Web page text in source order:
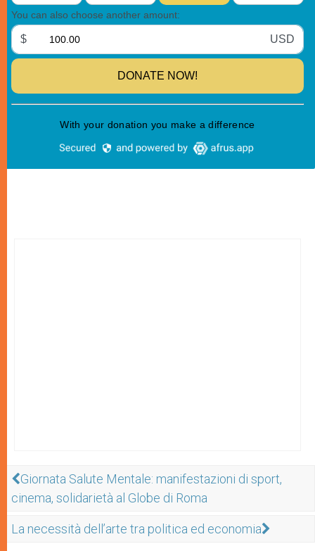
Giornata Salute Mentale: manifestazioni di sport,
cinema, solidarietà al Globe di Roma
La necessità dell’arte tra politica ed economia